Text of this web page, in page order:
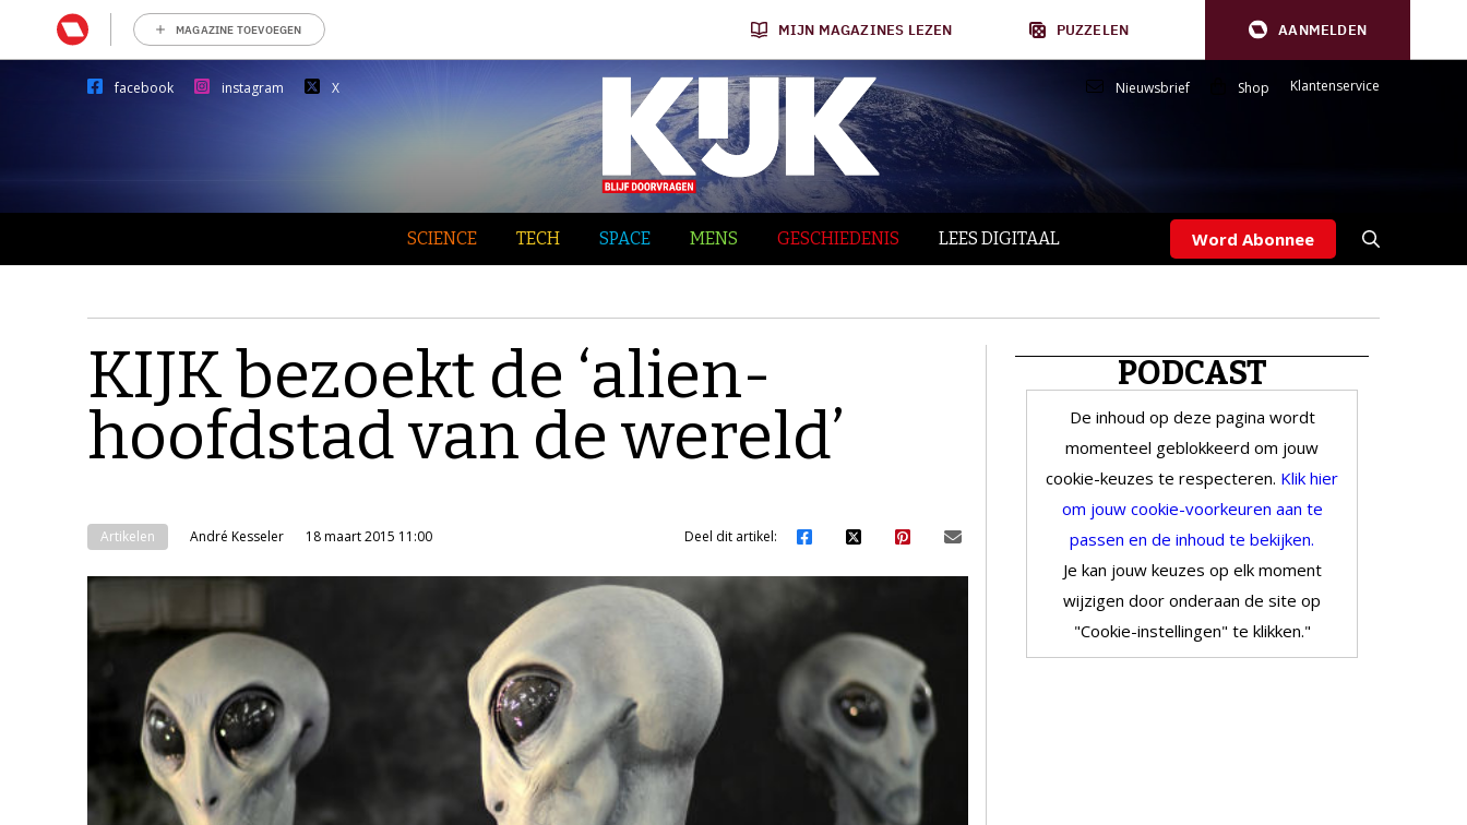
MAGAZINE TOEVOEGEN MIJN MAGAZINES LEZEN PUZZELEN AANMELDEN
facebook instagram X Nieuwsbrief Shop Klantenservice
SCIENCE TECH SPACE MENS GESCHIEDENIS LEES DIGITAAL Word Abonnee
KIJK bezoekt de ‘alien-
hoofdstad van de wereld’
Artikelen André Kesseler 18 maart 2015 11:00 Deel dit artikel:
PODCAST
De inhoud op deze pagina wordt
momenteel geblokkeerd om jouw
cookie-keuzes te respecteren. Klik hier
om jouw cookie-voorkeuren aan te
passen en de inhoud te bekijken.
Je kan jouw keuzes op elk moment
wijzigen door onderaan de site op
"Cookie-instellingen" te klikken."